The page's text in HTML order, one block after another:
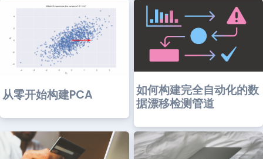
从零开始构建PCA
如何构建完全自动化的数
据漂移检测管道